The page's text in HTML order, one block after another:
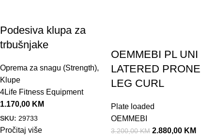
Podesiva klupa za
trbušnjake
Oprema za snagu (Strength),
Klupe
4Life Fitness Equipment
1.170,00 KM
SKU: 29733
Pročitaj više
OEMMEBI PL UNI
LATERED PRONE
LEG CURL
Plate loaded
OEMMEBI
3.200,00KM 2.880,00 KM